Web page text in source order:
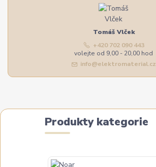
Tomáš Vlček
+420 702 090 443
volejte od 9,00 - 20,00 hod
info@elektromaterial.cz
Produkty kategorie